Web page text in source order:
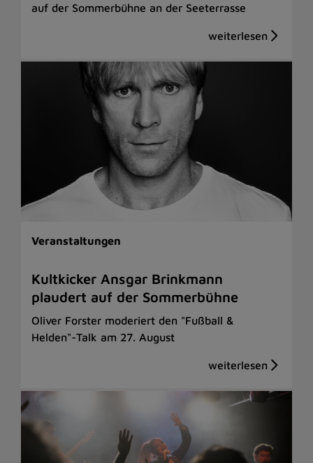
auf der Sommerbühne an der Seeterrasse
Veranstaltungen
Kultkicker Ansgar Brinkmann
plaudert auf der Sommerbühne
Oliver Forster moderiert den "Fußball &
Helden"-Talk am 27. August